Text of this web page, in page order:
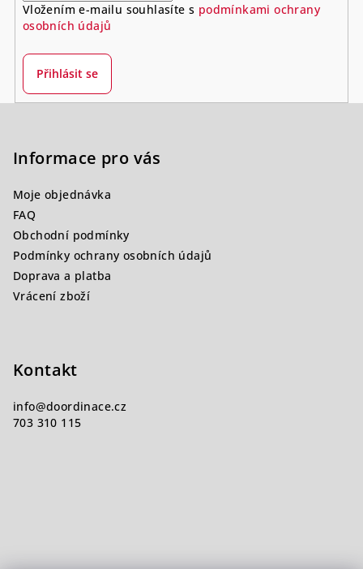
Vložením e-mailu souhlasíte s podmínkami ochrany
osobních údajů
Přihlásit se
Informace pro vás
Moje objednávka
FAQ
Obchodní podmínky
Podmínky ochrany osobních údajů
Doprava a platba
Vrácení zboží
Kontakt
info@doordinace.cz
703 310 115